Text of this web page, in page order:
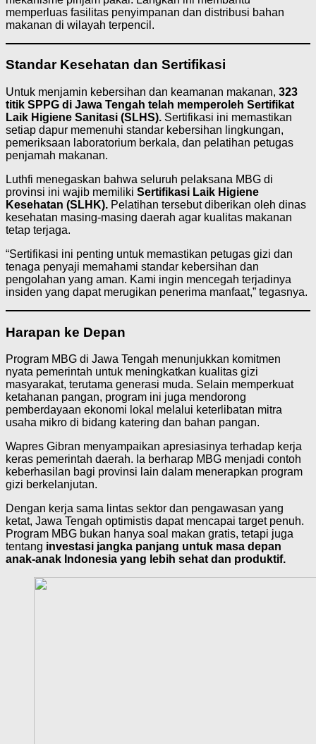
memperluas fasilitas penyimpanan dan distribusi bahan
makanan di wilayah terpencil.
Standar Kesehatan dan Sertifikasi
Untuk menjamin kebersihan dan keamanan makanan, 323
titik SPPG di Jawa Tengah telah memperoleh Sertifikat
Laik Higiene Sanitasi (SLHS). Sertifikasi ini memastikan
setiap dapur memenuhi standar kebersihan lingkungan,
pemeriksaan laboratorium berkala, dan pelatihan petugas
penjamah makanan.
Luthfi menegaskan bahwa seluruh pelaksana MBG di
provinsi ini wajib memiliki Sertifikasi Laik Higiene
Kesehatan (SLHK). Pelatihan tersebut diberikan oleh dinas
kesehatan masing-masing daerah agar kualitas makanan
tetap terjaga.
“Sertifikasi ini penting untuk memastikan petugas gizi dan
tenaga penyaji memahami standar kebersihan dan
pengolahan yang aman. Kami ingin mencegah terjadinya
insiden yang dapat merugikan penerima manfaat,” tegasnya.
Harapan ke Depan
Program MBG di Jawa Tengah menunjukkan komitmen
nyata pemerintah untuk meningkatkan kualitas gizi
masyarakat, terutama generasi muda. Selain memperkuat
ketahanan pangan, program ini juga mendorong
pemberdayaan ekonomi lokal melalui keterlibatan mitra
usaha mikro di bidang katering dan bahan pangan.
Wapres Gibran menyampaikan apresiasinya terhadap kerja
keras pemerintah daerah. Ia berharap MBG menjadi contoh
keberhasilan bagi provinsi lain dalam menerapkan program
gizi berkelanjutan.
Dengan kerja sama lintas sektor dan pengawasan yang
ketat, Jawa Tengah optimistis dapat mencapai target penuh.
Program MBG bukan hanya soal makan gratis, tetapi juga
tentang investasi jangka panjang untuk masa depan
anak-anak Indonesia yang lebih sehat dan produktif.